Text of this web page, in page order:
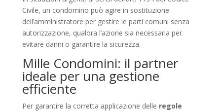
Civile, un condomino può agire in sostituzione
dell’amministratore per gestire le parti comuni senza
autorizzazione, qualora l’azione sia necessaria per
evitare danni o garantire la sicurezza.
Mille Condomini: il partner
ideale per una gestione
efficiente
Per garantire la corretta applicazione delle regole